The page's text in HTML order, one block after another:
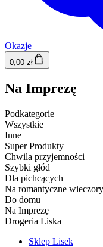
Okazje
0,00 zł
Na Imprezę
Podkategorie
Wszystkie
Inne
Super Produkty
Chwila przyjemności
Szybki głód
Dla pichcących
Na romantyczne wieczory
Do domu
Na Imprezę
Drogeria Liska
Sklep Lisek